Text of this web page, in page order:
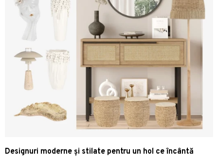
Designuri moderne și stilate pentru un hol ce încântă